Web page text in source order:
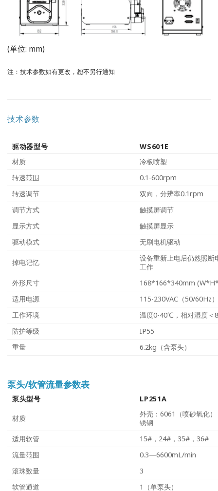
(单位: mm)
注：技术参数如有更改，恕不另行通知
技术参数
驱动器型号
WS601E
材质
冷板喷塑
转速范围
0.1-600rpm
转速调节
双向，分辨率0.1rpm
调节方式
触摸屏调节
显示方式
触摸屏显示
驱动模式
无刷电机驱动
掉电记忆
设备重新上电后仍然照断
工作
外形尺寸
168*166*340mm
适用电源
115-230VAC（50/60Hz
工作环境
温度0-40℃，相对湿度＜
防护等级
IP55
重量
6.2kg（含泵头）
泵头/软管流量参数表
泵头型号 LP251A
材质
外壳：6061（喷砂氧化
锈钢
适用软管
15#，24#，35#，36#
流量范围
0.3—6600mL/min
滚珠数量
3
软管通道
1（单泵头）